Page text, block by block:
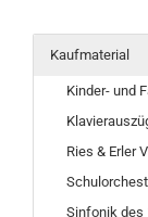
Kaufmaterial
Kinder- und
Ries & Erler
Sinfonik des